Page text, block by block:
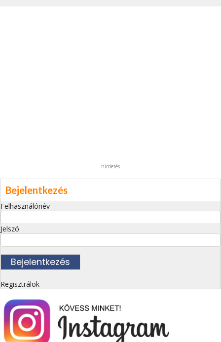
hirdetés
Bejelentkezés
Felhasználónév
Jelszó
Regisztrálok